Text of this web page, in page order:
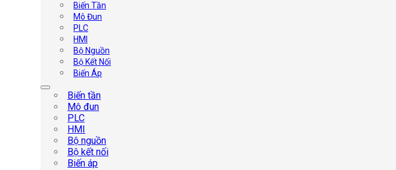
Biến Tần
Mô Đun
PLC
HMI
Bộ Nguồn
Bộ Kết Nối
Biến Áp
Biến tần
Mô đun
PLC
HMI
Bộ nguồn
Bộ kết nối
Biến áp